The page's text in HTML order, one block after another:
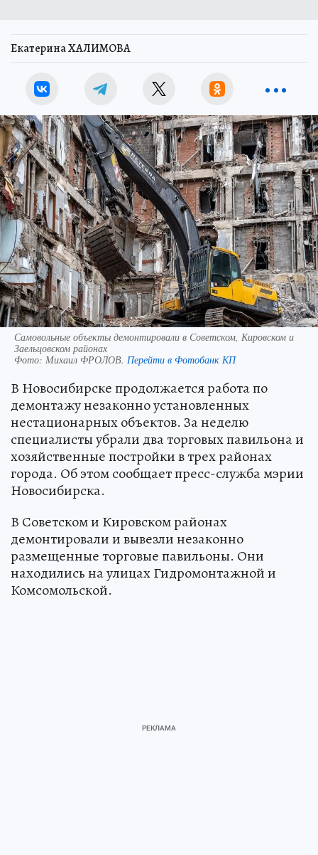
Екатерина ХАЛИМОВА
Самовольные объекты демонтировали в Советском, Кировском и
Заельцовском районах
Фото: Михаил ФРОЛОВ. Перейти в Фотобанк КП
В Новосибирске продолжается работа по
демонтажу незаконно установленных
нестационарных объектов. За неделю
специалисты убрали два торговых павильона и
хозяйственные постройки в трех районах
города. Об этом сообщает пресс-служба мэрии
Новосибирска.
В Советском и Кировском районах
демонтировали и вывезли незаконно
размещенные торговые павильоны. Они
находились на улицах Гидромонтажной и
Комсомольской.